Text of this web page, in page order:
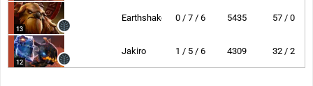
13
Earthshaker 0 / 7 / 6 5435 57 / 0
12
Jakiro 1 / 5 / 6 4309 32 / 2